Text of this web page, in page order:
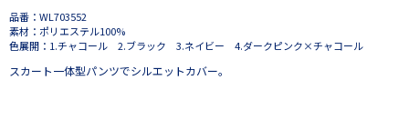
品番：WL703552
素材：ポリエステル100%
色展開：1.チャコール 2.ブラック 3.ネイビー 4.ダークピンク×チャコール
スカート一体型パンツでシルエットカバー。